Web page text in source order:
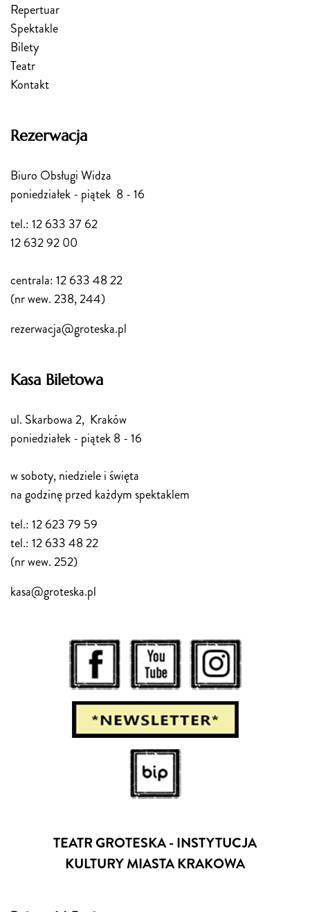
Repertuar
Spektakle
Bilety
Teatr
Kontakt
Rezerwacja
Biuro Obsługi Widza
poniedziałek - piątek 8 - 16
tel.: 12 633 37 62
12 632 92 00
centrala: 12 633 48 22
(nr wew. 238, 244)
rezerwacja@groteska.pl
Kasa Biletowa
ul. Skarbowa 2, Kraków
poniedziałek - piątek 8 - 16
w soboty, niedziele i święta
na godzinę przed każdym spektaklem
tel.: 12 623 79 59
tel.: 12 633 48 22
(nr wew. 252)
kasa@groteska.pl
TEATR GROTESKA - INSTYTUCJA
KULTURY MIASTA KRAKOWA